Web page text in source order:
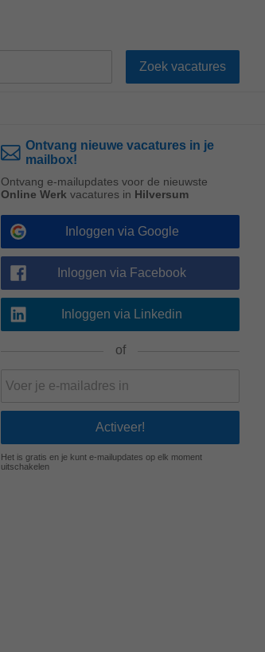
Ontvang nieuwe vacatures in je
mailbox!
Ontvang e-mailupdates voor de nieuwste
Online Werk vacatures in Hilversum
Inloggen via Google
Inloggen via Facebook
Inloggen via Linkedin
of
Het is gratis en je kunt e-mailupdates op elk moment
uitschakelen